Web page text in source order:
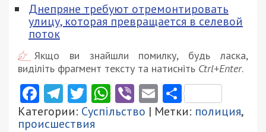
Днепряне требуют отремонтировать
улицу, которая превращается в селевой
поток
Якщо ви знайшли помилку, будь ласка,
виділіть фрагмент тексту та натисніть Ctrl+Enter.
Facebook
Telegram
Twitter
WhatsApp
ViberEmail
Категории: Суспільство | Метки: полиция,
происшествия